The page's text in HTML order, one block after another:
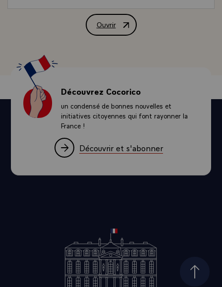
Ouvrir
Télégramme de condoléances de M.
Découvrez Cocorico
un condensé de bonnes nouvelles et
initiatives citoyennes qui font rayonner la
France !
Découvrir et s'abonner
Haut